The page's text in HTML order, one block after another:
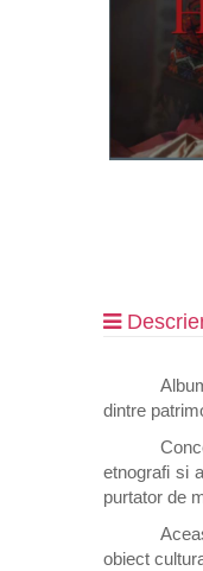
dintre
etnografi si
purtator de
obiect